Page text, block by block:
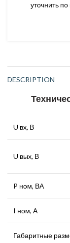
уточнить
DESCRIPTION
U вх, В
U вых, В
P ном, ВА
I ном, А
Габаритные